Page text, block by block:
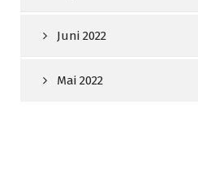
Juni 2022
Mai 2022